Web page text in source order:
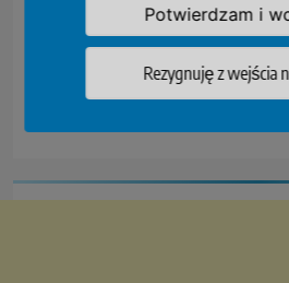
Potwierdzam i
Rezygnuję z wejścia
Konferencja
Alergologii
konferencji
np.